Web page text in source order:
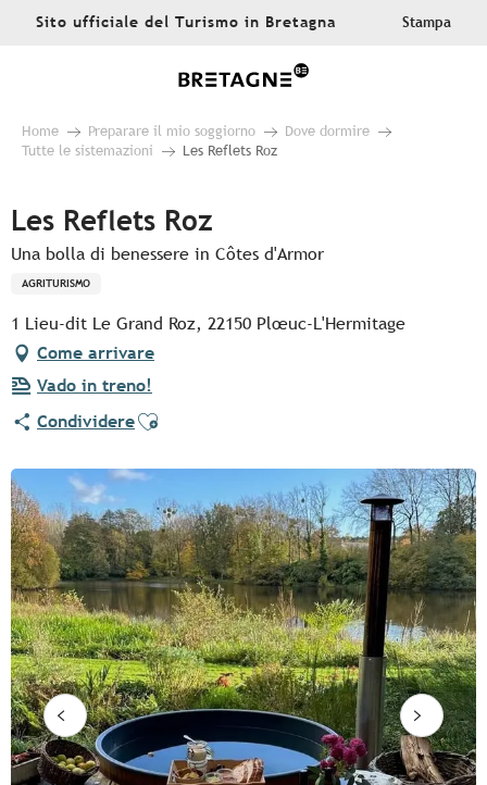
AllerSito ufficiale del Turismo in Bretagna Stampa
Home Preparare il mio soggiorno
Dove dormire
Tutte le sistemazioni
Les Reflets Roz
Les Reflets Roz
Una bolla di benessere in Côtes d'Armor
AGRITURISMO
1 Lieu-dit Le Grand Roz, 22150 Plœuc-L'Hermitage
Come arrivare
Vado in treno!
CondividereAjouter aux favoris